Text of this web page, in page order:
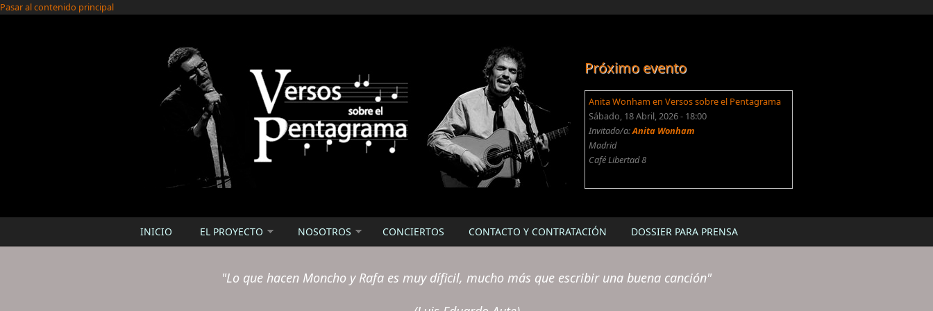
Pasar al contenido principal
Próximo evento
Anita Wonham en Versos sobre el Pentagrama
Sábado, 18 Abril, 2026 - 18:00
Invitado/a:Anita Wonham
Madrid
Café Libertad 8
INICIO EL PROYECTO NOSOTROS CONCIERTOS CONTACTO Y CONTRATACIÓN DOSSIER PARA PRENSA
"Lo que hacen Moncho y Rafa es muy díficil, mucho más que escribir una buena canción"